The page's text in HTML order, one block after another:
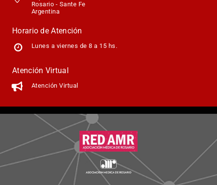
Rosario - Sante Fe
Argentina
Horario de Atención
Lunes a viernes de 8 a 15 hs.
Atención Virtual
Atención Virtual